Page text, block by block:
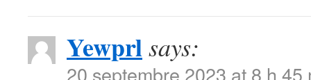
Yewprlsays:
20 septembre 2023 at 8 h 45